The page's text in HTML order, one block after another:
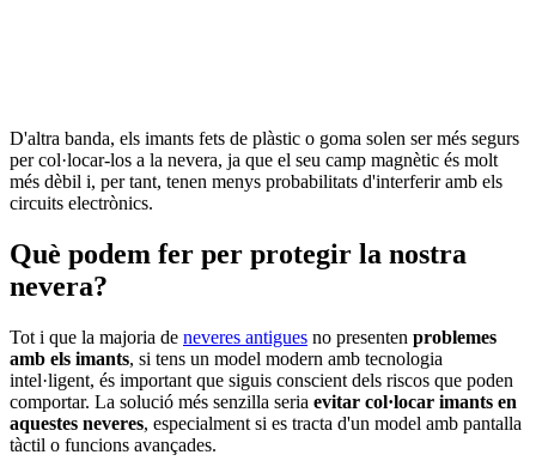
D'altra banda, els imants fets de plàstic o goma solen ser més segurs
per col·locar-los a la nevera, ja que el seu camp magnètic és molt
més dèbil i, per tant, tenen menys probabilitats d'interferir amb els
circuits electrònics.
Què podem fer per protegir la nostra
nevera?
Tot i que la majoria de neveres antigues no presenten problemes
amb els imants, si tens un model modern amb tecnologia
intel·ligent, és important que siguis conscient dels riscos que poden
comportar. La solució més senzilla seria evitar col·locar imants en
aquestes neveres, especialment si es tracta d'un model amb pantalla
tàctil o funcions avançades.